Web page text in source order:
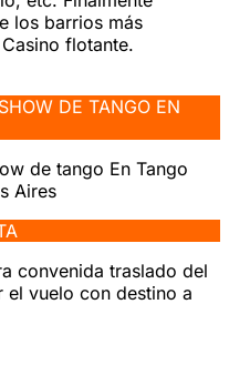
los barrios más
flotante.
DE TANGO EN
de tango En Tango
Aires
convenida traslado del
el vuelo con destino a